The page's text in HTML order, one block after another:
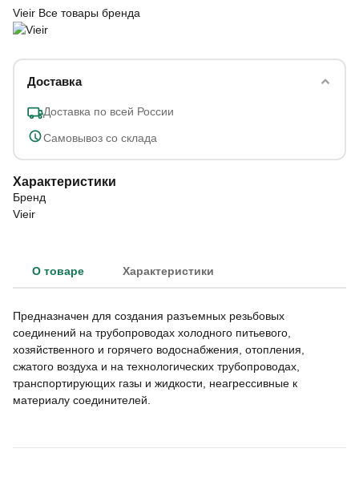
Vieir Все товары бренда
Доставка
Доставка по всей России
Самовывоз со склада
Характеристики
Бренд
Vieir
О товаре Характеристики
Предназначен для создания разъемных резьбовых
соединений на трубопроводах холодного питьевого,
хозяйственного и горячего водоснабжения, отопления,
сжатого воздуха и на технологических трубопроводах,
транспортирующих газы и жидкости, неагрессивные к
материалу соединителей.